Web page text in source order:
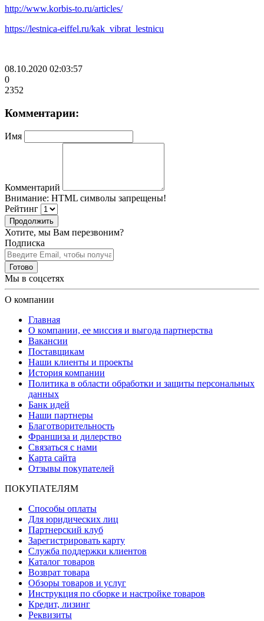
http://www.korbis-to.ru/articles/
https://lestnica-eiffel.ru/kak_vibrat_lestnicu
08.10.2020 02:03:57
0
2352
Комментарии:
Имя
Комментарий
Внимание: HTML символы запрещены!
Рейтинг
Продолжить
Хотите, мы Вам перезвоним?
Подписка
Готово
Мы в соцсетях
О компании
Главная
О компании, ее миссия и выгода партнерства
Вакансии
Поставщикам
Наши клиенты и проекты
История компании
Политика в области обработки и защиты персональных
данных
Банк идей
Наши партнеры
Благотворительность
Франшиза и дилерство
Связаться с нами
Карта сайта
Отзывы покупателей
ПОКУПАТЕЛЯМ
Способы оплаты
Для юридических лиц
Партнерский клуб
Зарегистрировать карту
Служба поддержки клиентов
Каталог товаров
Возврат товара
Обзоры товаров и услуг
Инструкция по сборке и настройке товаров
Кредит, лизинг
Реквизиты